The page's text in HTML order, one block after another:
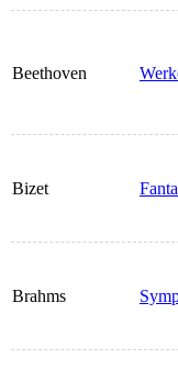
Beethoven
Bizet
Brahms